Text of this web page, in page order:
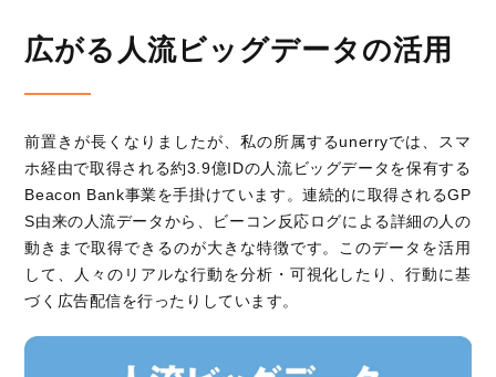
広がる人流ビッグデータの活用
前置きが長くなりましたが、私の所属するunerryでは、スマ
ホ経由で取得される約3.9億IDの人流ビッグデータを保有する
Beacon Bank事業を手掛けています。連続的に取得されるGP
S由来の人流データから、ビーコン反応ログによる詳細の人の
動きまで取得できるのが大きな特徴です。このデータを活用
して、人々のリアルな行動を分析・可視化したり、行動に基
づく広告配信を行ったりしています。